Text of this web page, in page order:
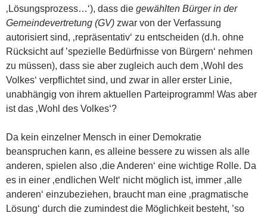
‚Lösungsprozess…‘), dass die gewählten Bürger in der
Gemeindevertretung (GV) zwar von der Verfassung
autorisiert sind, ‚repräsentativ‘ zu entscheiden (d.h. ohne
Rücksicht auf ’spezielle Bedürfnisse von Bürgern‘ nehmen
zu müssen), dass sie aber zugleich auch dem ‚Wohl des
Volkes‘ verpflichtet sind, und zwar in aller erster Linie,
unabhängig von ihrem aktuellen Parteiprogramm! Was aber
ist das ‚Wohl des Volkes‘?
Da kein einzelner Mensch in einer Demokratie
beanspruchen kann, es alleine bessere zu wissen als alle
anderen, spielen also ‚die Anderen‘ eine wichtige Rolle. Da
es in einer ‚endlichen Welt‘ nicht möglich ist, immer ‚alle
anderen‘ einzubeziehen, braucht man eine ‚pragmatische
Lösung‘ durch die zumindest die Möglichkeit besteht, ’so